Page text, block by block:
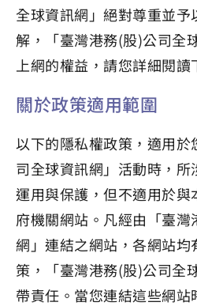
全球資訊網」絕對尊重並
解，「臺灣港務(股)公司全
上網的權益，請您詳細閱讀
關於政策適用範圍
以下的隱私權政策，適用
司全球資訊網」活動時，所
運用與保護，但不適用於
府機關網站。凡經由「臺
網」連結之網站，各網站
策，「臺灣港務(股)公司全
帶責任。當您連結這些網